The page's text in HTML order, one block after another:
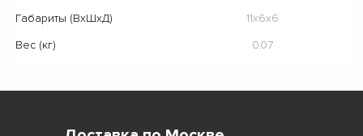
Габариты (ВхШхД)
11х6х6
Вес (кг)
0.07